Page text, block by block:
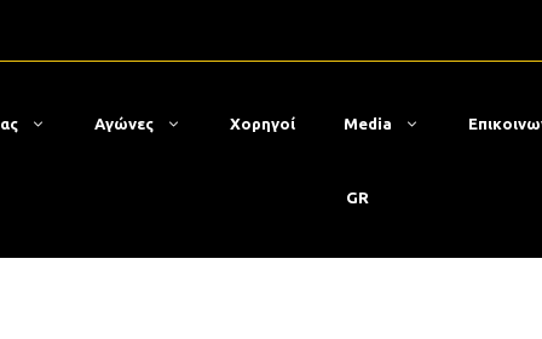
Αγώνες Χορηγοί Media
GR